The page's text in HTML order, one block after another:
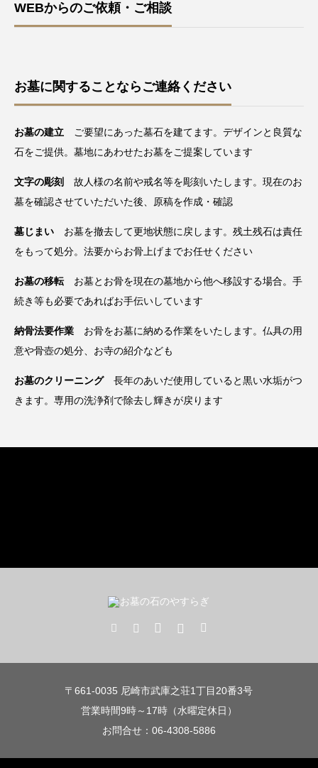
WEBからのご依頼・ご相談
お墓に関することならご連絡ください
お墓の建立 ご要望にあった墓石を建てます。デザインと良質な
石をご提供。墓地にあわせたお墓をご提案しています
文字の彫刻
故人様の名前や戒名等を彫刻いたします。現在のお
墓を確認させていただいた後、原稿を作成・確認
墓じまい お墓を撤去して更地状態に戻します。残土残石は責任
をもって処分。法要からお骨上げまでお任せください
お墓の移転お墓とお骨を現在の墓地から他へ移設する場合。手
続き等も必要であればお手伝いしています
納骨法要作業 お骨をお墓に納める作業をいたします。仏具の用
意や骨壺の処分、お寺の紹介なども
お墓のクリーニング長年のあいだ使用していると黒い水垢がつ
きます。専用の洗浄剤で除去し輝きが戻ります
〒661-0035 尼崎市武庫之荘1丁目20番3号
営業時間9時～17時（水曜定休日）
お問合せ：06-4308-5886